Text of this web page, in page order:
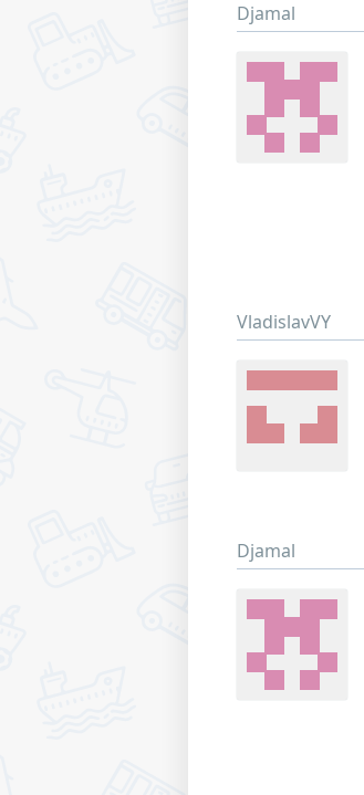
Djamal
VladislavVY
Djamal